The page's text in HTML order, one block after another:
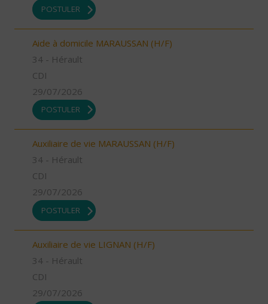
POSTULER
Aide à domicile MARAUSSAN (H/F)
34 - Hérault
CDI
29/07/2026
POSTULER
Auxiliaire de vie MARAUSSAN (H/F)
34 - Hérault
CDI
29/07/2026
POSTULER
Auxiliaire de vie LIGNAN (H/F)
34 - Hérault
CDI
29/07/2026